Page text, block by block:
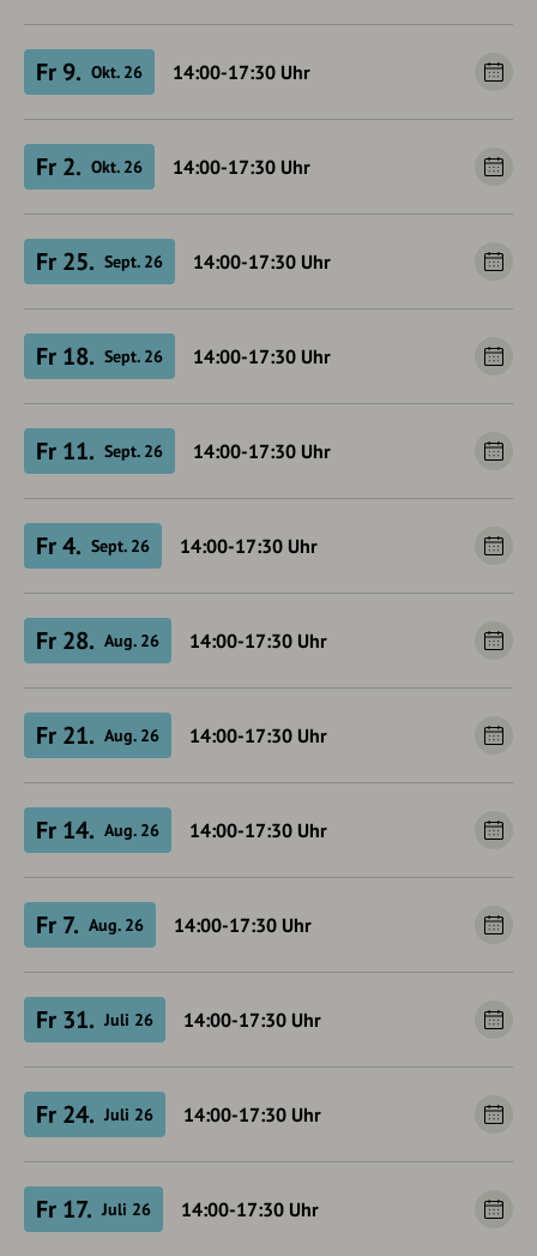
Fr 9. Okt. 26 14:00-17:30 Uhr
Fr 2. Okt. 26 14:00-17:30 Uhr
Fr 25. Sept. 26 14:00-17:30 Uhr
Fr 18. Sept. 26 14:00-17:30 Uhr
Fr 11. Sept. 26 14:00-17:30 Uhr
Fr 4. Sept. 26 14:00-17:30 Uhr
Fr 28. Aug. 26 14:00-17:30 Uhr
Fr 21. Aug. 26 14:00-17:30 Uhr
Fr 14. Aug. 26 14:00-17:30 Uhr
Fr 7. Aug. 26 14:00-17:30 Uhr
Fr 31. Juli 26 14:00-17:30 Uhr
Fr 24. Juli 26 14:00-17:30 Uhr
Fr 17. Juli 26 14:00-17:30 Uhr